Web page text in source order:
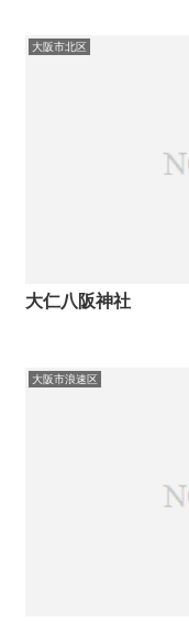
大阪市北区
大仁八阪神社
大阪市浪速区